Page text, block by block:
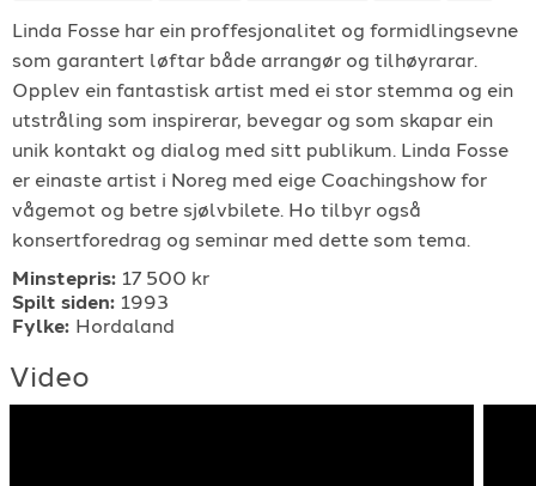
For arrangører
For musiker
Support
+4790640887
Linda Fosse har ein proffesjonalitet og formidlingsevne
som garantert løftar både arrangør og tilhøyrarar.
Opplev ein fantastisk artist med ei stor stemma og ein
utstråling som inspirerar, bevegar og som skapar ein
unik kontakt og dialog med sitt publikum. Linda Fosse
er einaste artist i Noreg med eige Coachingshow for
vågemot og betre sjølvbilete. Ho tilbyr også
konsertforedrag og seminar med dette som tema.
Minstepris: 17 500 kr
Spilt siden: 1993
Fylke: Hordaland
Video